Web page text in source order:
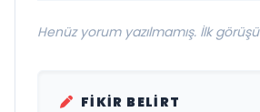
Henüz yorum yazılmamış. İlk
FIKIR BELIRT